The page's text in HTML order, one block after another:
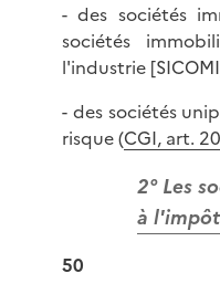
- des sociétés
sociétés
l'industrie
- des sociétés
risque (CGI, art.
2° Les
à
50